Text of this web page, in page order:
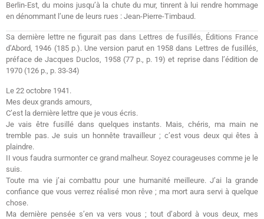
Berlin-Est, du moins jusqu’à la chute du mur, tinrent à lui rendre hommage
en dénommant l’une de leurs rues : Jean-Pierre-Timbaud.
Sa dernière lettre ne figurait pas dans Lettres de fusillés, Éditions France
d’Abord, 1946 (185 p.). Une version parut en 1958 dans Lettres de fusillés,
préface de Jacques Duclos, 1958 (77 p., p. 19) et reprise dans l’édition de
1970 (126 p., p. 33-34)
Le 22 octobre 1941.
Mes deux grands amours,
C’est la dernière lettre que je vous écris.
Je vais être fusillé dans quelques instants. Mais, chéris, ma main ne
tremble pas. Je suis un honnête travailleur ; c’est vous deux qui êtes à
plaindre.
II vous faudra surmonter ce grand malheur. Soyez courageuses comme je le
suis.
Toute ma vie j’ai combattu pour une humanité meilleure. J’ai la grande
confiance que vous verrez réalisé mon rêve ; ma mort aura servi à quelque
chose.
Ma dernière pensée s’en va vers vous ; tout d’abord à vous deux, mes